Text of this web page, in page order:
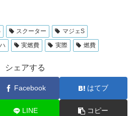
スクーター
マジェS
実燃費 実際 燃費
シェアする
Facebook はてブ
LINE コピー